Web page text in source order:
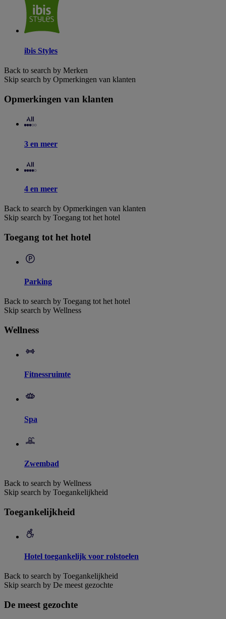
ibis Styles
Back to search by Merken
Skip search by Opmerkingen van klanten
Opmerkingen van klanten
3 en meer
4 en meer
Back to search by Opmerkingen van klanten
Skip search by Toegang tot het hotel
Toegang tot het hotel
Parking
Back to search by Toegang tot het hotel
Skip search by Wellness
Wellness
Fitnessruimte
Spa
Zwembad
Back to search by Wellness
Skip search by Toegankelijkheid
Toegankelijkheid
Hotel toegankelijk voor rolstoelen
Back to search by Toegankelijkheid
Skip search by De meest gezochte
De meest gezochte